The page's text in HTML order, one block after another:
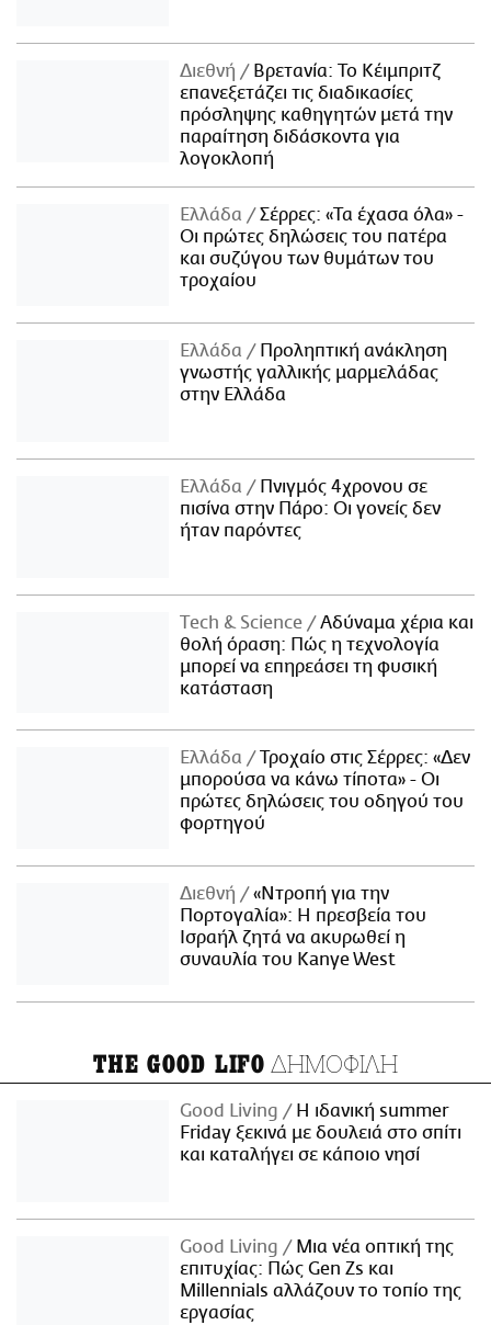
Διεθνή
Βρετανία: Το Κέιμπριτζ
επανεξετάζει τις διαδικασίες
πρόσληψης καθηγητών μετά την
παραίτηση διδάσκοντα για
λογοκλοπή
Ελλάδα
Σέρρες: «Τα έχασα όλα» -
Οι πρώτες δηλώσεις του πατέρα
και συζύγου των θυμάτων του
τροχαίου
Ελλάδα
Προληπτική ανάκληση
γνωστής γαλλικής μαρμελάδας
στην Ελλάδα
Ελλάδα
Πνιγμός 4χρονου σε
πισίνα στην Πάρο: Οι γονείς δεν
ήταν παρόντες
Τech & Science
Αδύναμα χέρια και
θολή όραση: Πώς η τεχνολογία
μπορεί να επηρεάσει τη φυσική
κατάσταση
Ελλάδα
Τροχαίο στις Σέρρες: «Δεν
μπορούσα να κάνω τίποτα» - Οι
πρώτες δηλώσεις του οδηγού του
φορτηγού
Διεθνή
«Ντροπή για την
Πορτογαλία»: Η πρεσβεία του
Ισραήλ ζητά να ακυρωθεί η
συναυλία του Kanye West
THE GOOD LIFO ΔΗΜΟΦΙΛΗ
Good Living
Η ιδανική summer
Friday ξεκινά με δουλειά στο σπίτι
και καταλήγει σε κάποιο νησί
Good Living
Μια νέα οπτική της
επιτυχίας: Πώς Gen Zs και
Millennials αλλάζουν το τοπίο της
εργασίας